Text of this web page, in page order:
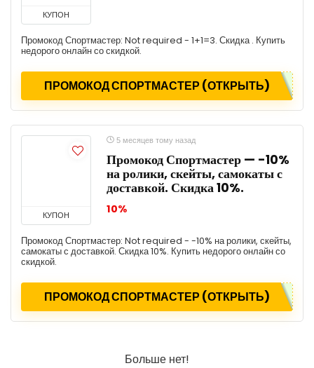
КУПОН
Промокод Спортмастер: Not required - 1+1=3. Скидка . Купить
недорого онлайн со скидкой.
ПРОМОКОД СПОРТМАСТЕР (ОТКРЫТЬ)
КУПОН
5 месяцев тому назад
Промокод Спортмастер — -10%
на ролики, скейты, самокаты с
доставкой. Скидка 10%.
10%
Промокод Спортмастер: Not required - -10% на ролики, скейты,
самокаты с доставкой. Скидка 10%. Купить недорого онлайн со
скидкой.
ПРОМОКОД СПОРТМАСТЕР (ОТКРЫТЬ)
Больше нет!